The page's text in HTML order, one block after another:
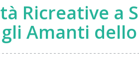
Ricreative a
Amanti